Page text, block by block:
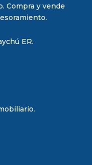
Compra y vende
ER.